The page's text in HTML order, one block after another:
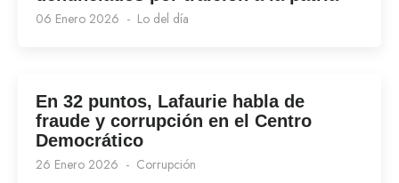
06 Enero 2026 Lo del día
En 32 puntos, Lafaurie habla de
fraude y corrupción en el Centro
Democrático
26 Enero 2026 Corrupción